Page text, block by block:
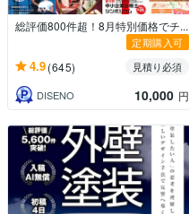
総評価800件超！8月特別価格でチ...
定期購入可
4.9(645)
見積り必須
DISENO
10,000 円